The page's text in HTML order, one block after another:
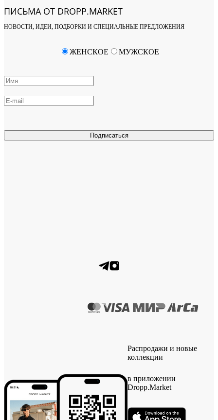
ПИСЬМА ОТ DROPP.MARKET
НОВОСТИ, ИДЕИ, ПОДБОРКИ И СПЕЦИАЛЬНЫЕ ПРЕДЛОЖЕНИЯ
Подписаться
ЖЕНСКОЕ МУЖСКОЕ
Распродажи и новые
коллекции
в приложении
Dropp.Market